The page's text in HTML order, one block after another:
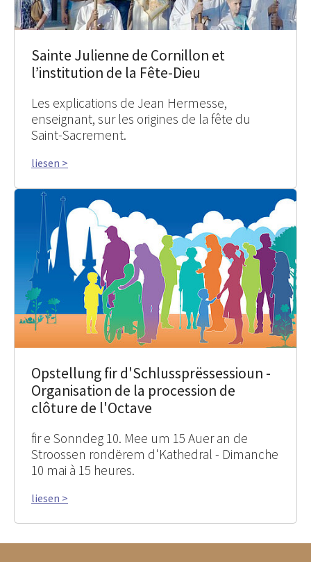
Sainte Julienne de Cornillon et
l’institution de la Fête-Dieu
Les explications de Jean Hermesse,
enseignant, sur les origines de la fête du
Saint-Sacrement.
liesen >
Opstellung fir d'Schlussprëssessioun -
Organisation de la procession de
clôture de l'Octave
fir e Sonndeg 10. Mee um 15 Auer an de
Stroossen rondërem d'Kathedral - Dimanche
10 mai à 15 heures.
liesen >